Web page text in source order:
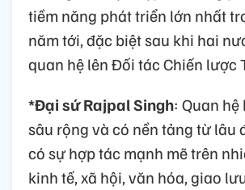
tiềm năng phát triển lớn nhất
năm tới, đặc biệt sau khi hai
quan hệ lên Đối tác Chiến lược
*Đại sứ Rajpal Singh: Quan
sâu rộng và có nền tảng từ lâu
có sự hợp tác mạnh mẽ trên
kinh tế, xã hội, văn hóa, giao